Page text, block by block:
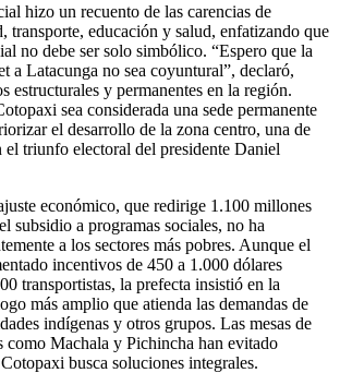
hizo un recuento de las carencias de
transporte, educación y salud, enfatizando que
no debe ser solo simbólico. “Espero que la
a Latacunga no sea coyuntural”, declaró,
estructurales y permanentes en la región.
sea considerada una sede permanente
el desarrollo de la zona centro, una de
el triunfo electoral del presidente Daniel
económico, que redirige 1.100 millones
subsidio a programas sociales, no ha
a los sectores más pobres. Aunque el
incentivos de 450 a 1.000 dólares
transportistas, la prefecta insistió en la
más amplio que atienda las demandas de
indígenas y otros grupos. Las mesas de
como Machala y Pichincha han evitado
busca soluciones integrales.